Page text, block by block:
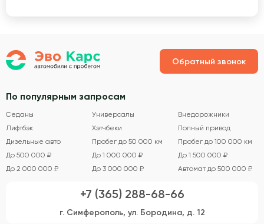
Обратный звонок
По популярным запросам
Седаны Универсалы
Внедорожники
Лифтбэк
Хэтчбеки
Полный привод
Дизельные авто
Пробег до 50 000 км
Пробег до 100 000 км
До 500 000 ₽
До 1 000 000 ₽
До 1 500 000 ₽
До 2 000 000 ₽
До 3 000 000 ₽ Автомат до 500 000 ₽
+7 (365) 288-68-66
г. Симферополь, ул. Бородина, д. 12